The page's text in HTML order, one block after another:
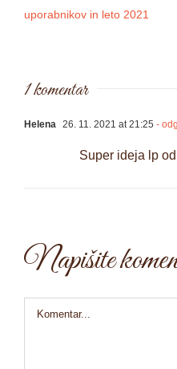
uporabnikov in leto 2021
1 komentar
Helena 26. 11. 2021 at 21:25 -
Super ideja lp
Napišite
Comment